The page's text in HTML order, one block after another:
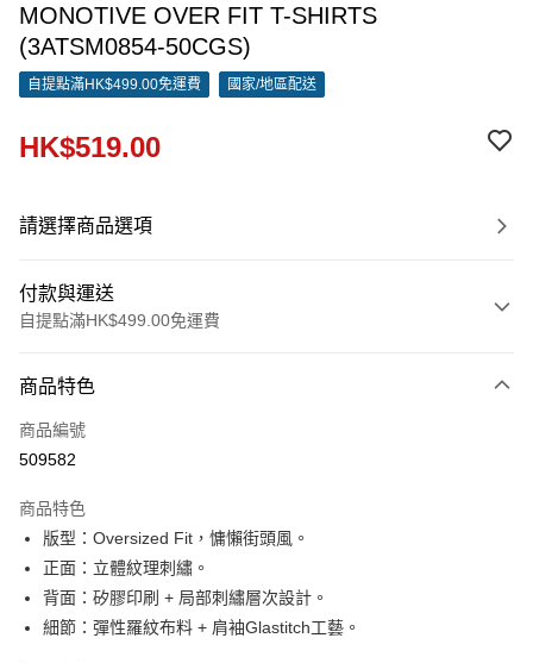
MONOTIVE OVER FIT T-SHIRTS
(3ATSM0854-50CGS)
自提點滿HK$499.00免運費 國家/地區配送
HK$519.00
請選擇商品選項
付款與運送
自提點滿HK$499.00免運費
信用卡
Apple Pay
AlipayHK
WeChat Pay
送貨方式
商品特色
商品編號
509582
商品特色
版型：Oversized Fit，慵懶街頭風。
正面：立體紋理刺繡。
背面：矽膠印刷 + 局部刺繡層次設計。
細節：彈性羅紋布料 + 肩袖Glastitch工藝。